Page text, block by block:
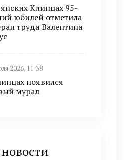
Клинцах 95-
юбилей отметила
труда Валентина
2026, 11:38
появился
мурал